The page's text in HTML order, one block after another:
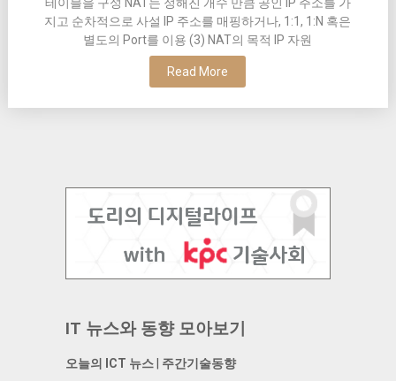
지고 순차적으로 사설 IP 주소를 매핑하거나, 1:1, 1:N 혹은
별도의 Port를 이용 (3) NAT의 목적 IP 자원
Read More
IT 뉴스와 동향 모아보기
오늘의 ICT 뉴스| 주간기술동향